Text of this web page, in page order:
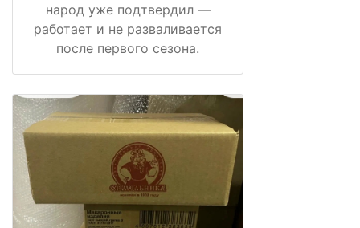
народ уже подтвердил —
работает и не разваливается
после первого сезона.